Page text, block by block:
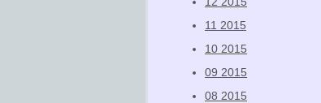
11 2015
10 2015
09 2015
08 2015